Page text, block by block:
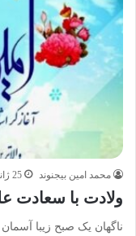
محمد امین بیجنوند 25 ژانویه 2024
ولادت با سعادت
ناگهان یک صبح زیبا